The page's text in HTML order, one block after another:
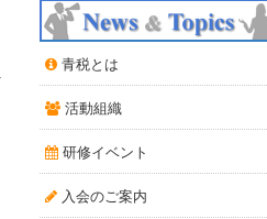
青税とは
活動組織
研修イベント
入会のご案内